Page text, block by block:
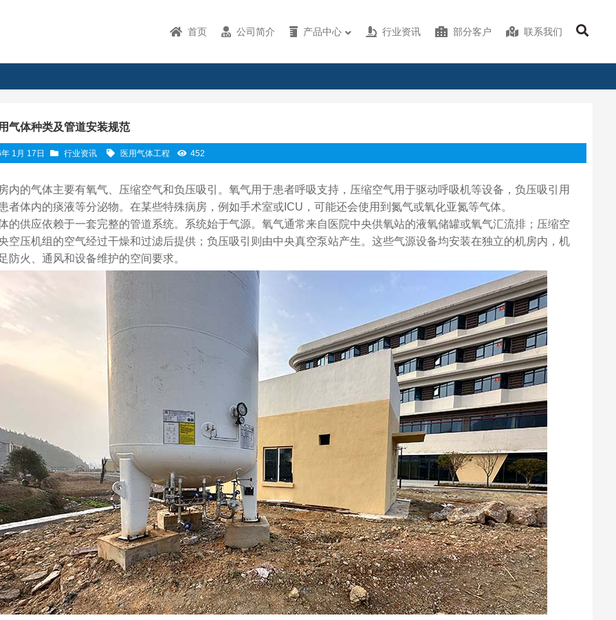
首页 公司简介 产品中心 行业资讯 部分客户 联系我们
气体种类及管道安装规范
1月 17日 行业资讯 医用气体工程 452
内的气体主要有氧气、压缩空气和负压吸引。氧气用于患者呼吸支持，压缩空气用于驱动呼吸机等设备，负压吸引用
者体内的痰液等分泌物。在某些特殊病房，例如手术室或ICU，可能还会使用到氮气或氧化亚氮等气体。
的供应依赖于一套完整的管道系统。系统始于气源。氧气通常来自医院中央供氧站的液氧储罐或氧气汇流排；压缩空
空压机组的空气经过干燥和过滤后提供；负压吸引则由中央真空泵站产生。这些气源设备均安装在独立的机房内，机
防火、通风和设备维护的空间要求。
腔医院医用气体工程设备安